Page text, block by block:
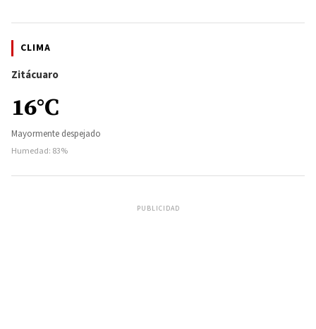
CLIMA
Zitácuaro
16°C
Mayormente despejado
Humedad: 83%
PUBLICIDAD